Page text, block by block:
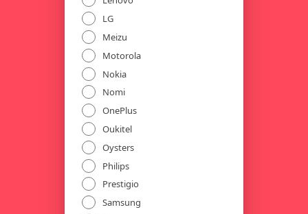
LG
Meizu
Motorola
Nokia
Nomi
OnePlus
Oukitel
Oysters
Philips
Prestigio
Samsung